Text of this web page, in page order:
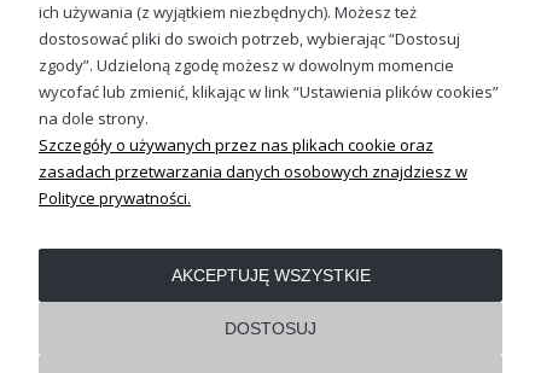
Sprawdź nasze social media
ich używania (z wyjątkiem niezbędnych). Możesz też
dostosować pliki do swoich potrzeb, wybierając “Dostosuj
zgody”. Udzieloną zgodę możesz w dowolnym momencie
wycofać lub zmienić, klikając w link “Ustawienia plików cookies”
na dole strony.
Szczegóły o używanych przez nas plikach cookie oraz
zasadach przetwarzania danych osobowych znajdziesz w
Polityce prywatności.
DOSTOSUJ
AKCEPTUJĘ WSZYSTKIE